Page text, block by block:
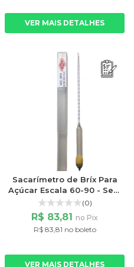
VER MAIS DETALHES
Sacarímetro de Bríx Para
Açúcar Escala 60-90 - Sem
Termômetro
(0)
R$ 83,81 no Pix
R$ 83,81 no boleto
VER MAIS DETALHES